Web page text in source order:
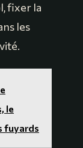
fixer la
les
le
fuyards